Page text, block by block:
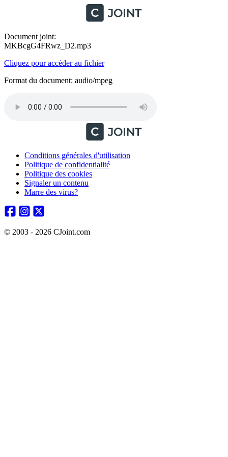
Document joint:
MKBcgG4FRwz_D2.mp3
Cliquez pour accéder au fichier
Format du document: audio/mpeg
Conditions générales d'utilisation
Politique de confidentialité
Politique des cookies
Signaler un contenu
Marre des virus?
© 2003 - 2026 CJoint.com